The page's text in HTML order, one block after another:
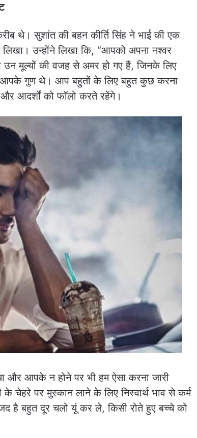
थे। सुशांत की बहन कीर्ति सिंह ने भाई की एक
उन्होंने लिखा कि, “आपको अपना नश्वर
मूल्यों की वजह से अमर हो गए हैं, जिनके लिए
गुण थे। आप बहुतों के लिए बहुत कुछ करना
आदर्शों को फॉलो करते रहेंगे।
और आपके न होने पर भी हम ऐसा करना जारी
पर मुस्कान लाने के लिए निस्वार्थ भाव से कर्म
है बहुत दूर चलो यूं कर ले, किसी रोते हुए बच्चे को